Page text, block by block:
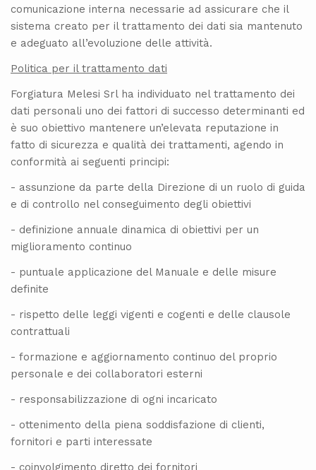
comunicazione interna necessarie ad assicurare che il
sistema creato per il trattamento dei dati sia mantenuto
e adeguato all’evoluzione delle attività.
Politica per il trattamento dati
Forgiatura Melesi Srl ha individuato nel trattamento dei
dati personali uno dei fattori di successo determinanti ed
è suo obiettivo mantenere un’elevata reputazione in
fatto di sicurezza e qualità dei trattamenti, agendo in
conformità ai seguenti principi:
- assunzione da parte della Direzione di un ruolo di guida
e di controllo nel conseguimento degli obiettivi
- definizione annuale dinamica di obiettivi per un
miglioramento continuo
- puntuale applicazione del Manuale e delle misure
definite
- rispetto delle leggi vigenti e cogenti e delle clausole
contrattuali
- formazione e aggiornamento continuo del proprio
personale e dei collaboratori esterni
- responsabilizzazione di ogni incaricato
- ottenimento della piena soddisfazione di clienti,
fornitori e parti interessate
- coinvolgimento diretto dei fornitori